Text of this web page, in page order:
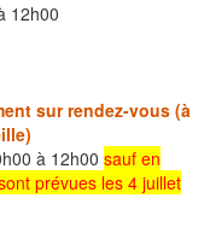
12h00
sur rendez-vous (à
à 12h00 sauf en
prévues les 4 juillet